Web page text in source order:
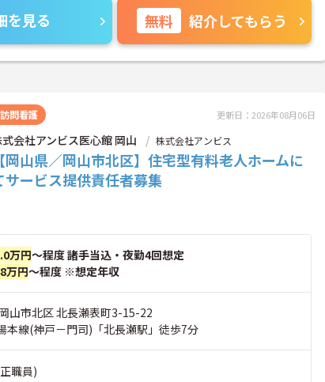
を見る 無料 紹介してもらう
訪問看護 更新日：2026年08月06日
会社アンビス医心館 岡山 株式会社アンビス
【岡山県／岡山市北区】住宅型有料老人ホームに
サービス提供責任者募集
万円～程度 諸手当込・夜勤4回想定
万円～程度 ※想定年収
山市北区 北長瀬表町3-15-22
本線(神戸－門司)「北長瀬駅」徒歩7分
職員)